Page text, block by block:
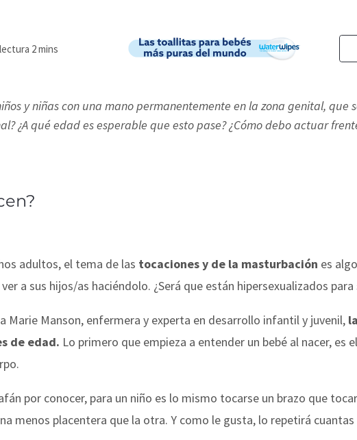
y niñas con una mano permanentemente en la zona genital, que
¿A qué edad es esperable que esto pase? ¿Cómo debo actuar
adultos, el tema de las tocaciones y de la masturbación es
a sus hijos/as haciéndolo. ¿Será que están hipersexualizados para
Marie Manson, enfermera y experta en desarrollo infantil y juvenil,
de edad. Lo primero que empieza a entender un bebé al nacer, es
por conocer, para un niño es lo mismo tocarse un brazo que
menos placentera que la otra. Y como le gusta, lo repetirá cuantas